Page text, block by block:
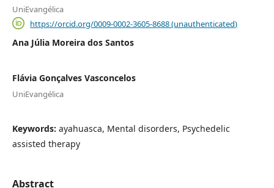
UniEvangélica
https://orcid.org/0009-0002-3605-8688 (unauthenticated)
Ana Júlia Moreira dos Santos
Flávia Gonçalves Vasconcelos
UniEvangélica
Keywords: ayahuasca, Mental disorders, Psychedelic
assisted therapy
Abstract